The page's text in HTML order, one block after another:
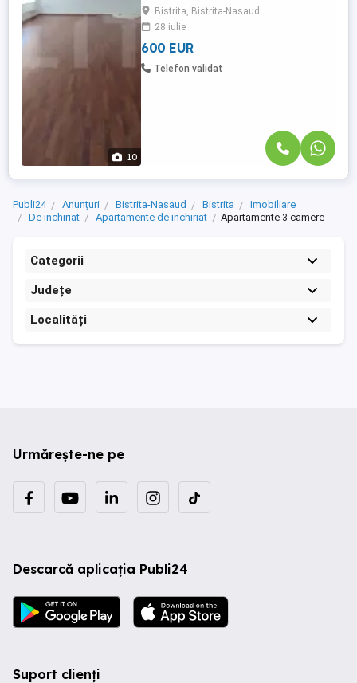
10
compartimentat eficient pentru a
răspunde nevoilor unui birou modern.
Poziționarea ultracentrală ...
Bistrita, Bistrita-Nasaud
28 iulie
600 EUR
Telefon validat
Publi24 Anunțuri Bistrita-Nasaud Bistrita
Imobiliare
De inchiriat
Apartamente de inchiriat Apartamente 3 camere
Categorii
Județe
Localități
Urmărește-ne pe
Descarcă aplicația Publi24
Suport clienți